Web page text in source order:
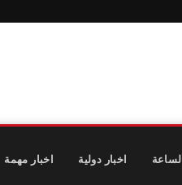
اخبار دولية اخبار مهمة